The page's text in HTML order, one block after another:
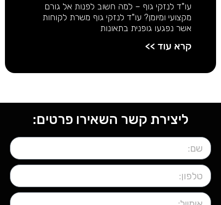
עו"ד לנזקי גוף – למה חשוב לפנות אל גורם
מקצועי ומיומן? עו"ד לנזקי גוף משרת לקוחות
אשר נפגעו גופנית בתאונות
קרא עוד >>
ליצירת קשר השאירו פרטים: